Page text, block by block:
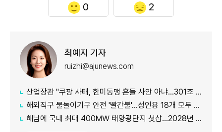
0 2
최예지 기자
ruizhi@ajunews.com
산업장관 "쿠팡 사태, 한미동맹 흔들 사안 아냐…301조 관세 15% 넘지 않도록 협의"
해외직구 물놀이기구 안전 '빨간불'…성인용 18개 모두 기준 미달
해남에 국내 최대 400㎿ 태양광단지 첫삽…2028년 준공